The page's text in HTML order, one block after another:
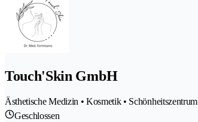
Touch'Skin GmbH
Ästhetische Medizin • Kosmetik • Schönheitszentrum
Geschlossen